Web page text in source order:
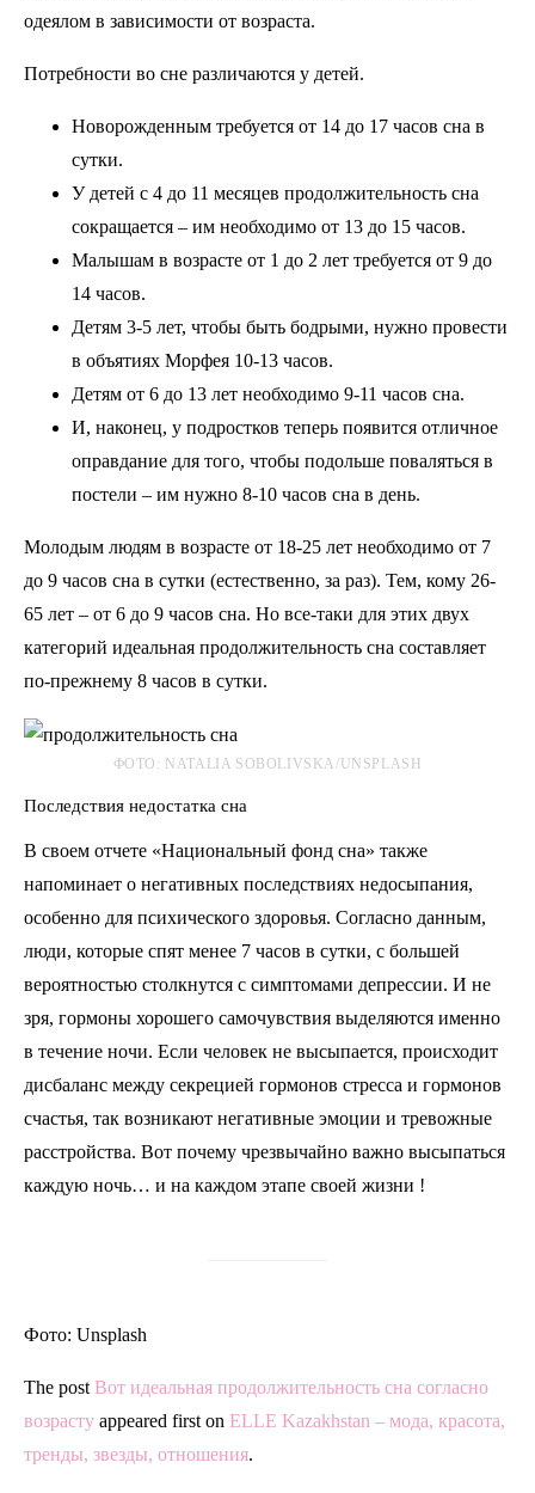
одеялом в зависимости от возраста.
Потребности во сне различаются у детей.
Новорожденным требуется от 14 до 17 часов сна в
сутки.
У детей с 4 до 11 месяцев продолжительность сна
сокращается – им необходимо от 13 до 15 часов.
Малышам в возрасте от 1 до 2 лет требуется от 9 до
14 часов.
Детям 3-5 лет, чтобы быть бодрыми, нужно провести
в объятиях Морфея 10-13 часов.
Детям от 6 до 13 лет необходимо 9-11 часов сна.
И, наконец, у подростков теперь появится отличное
оправдание для того, чтобы подольше поваляться в
постели – им нужно 8-10 часов сна в день.
Молодым людям в возрасте от 18-25 лет необходимо от 7
до 9 часов сна в сутки (естественно, за раз). Тем, кому 26-
65 лет – от 6 до 9 часов сна. Но все-таки для этих двух
категорий идеальная продолжительность сна составляет
по-прежнему 8 часов в сутки.
ФОТО: NATALIA SOBOLIVSKA/UNSPLASH
Последствия недостатка сна
В своем отчете «Национальный фонд сна» также
напоминает о негативных последствиях недосыпания,
особенно для психического здоровья. Согласно данным,
люди, которые спят менее 7 часов в сутки, с большей
вероятностью столкнутся с симптомами депрессии. И не
зря, гормоны хорошего самочувствия выделяются именно
в течение ночи. Если человек не высыпается, происходит
дисбаланс между секрецией гормонов стресса и гормонов
счастья, так возникают негативные эмоции и тревожные
расстройства. Вот почему чрезвычайно важно высыпаться
каждую ночь… и на каждом этапе своей жизни !
Фото: Unsplash
The post Вот идеальная продолжительность сна согласно
возрасту appeared first on ELLE Kazakhstan – мода, красота,
тренды, звезды, отношения.